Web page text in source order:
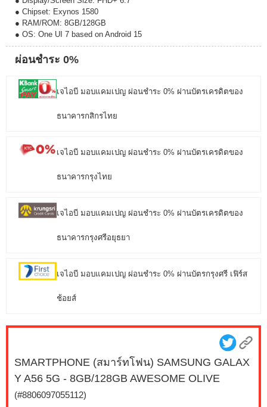
● Chipset: Exynos 1580
● RAM/ROM: 8GB/128GB
● OS: One UI 7 based on Android 15
ผ่อนชำระ 0%
เจไอบี มอบแคมเปญ ผ่อนชำระ 0% ผ่านบัตรเครดิตของ
ธนาคารกสิกรไทย
เจไอบี มอบแคมเปญ ผ่อนชำระ 0% ผ่านบัตรเครดิตของ
ธนาคารกรุงไทย
เจไอบี มอบแคมเปญ ผ่อนชำระ 0% ผ่านบัตรเครดิตของ
ธนาคารกรุงศรีอยุธยา
เจไอบี มอบแคมเปญ ผ่อนชำระ 0% ผ่านบัตรกรุงศรี เฟิร์ส
ช้อยส์
SMARTPHONE (สมาร์ทโฟน) SAMSUNG GALAX
Y A56 5G - 8GB/128GB AWESOME OLIVE
(#8806097055112)